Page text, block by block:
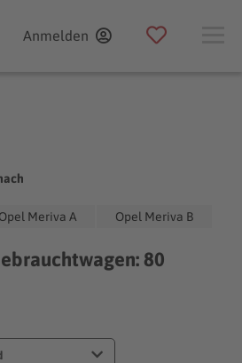
Anmelden
Opel Meriva A Opel Meriva B
80